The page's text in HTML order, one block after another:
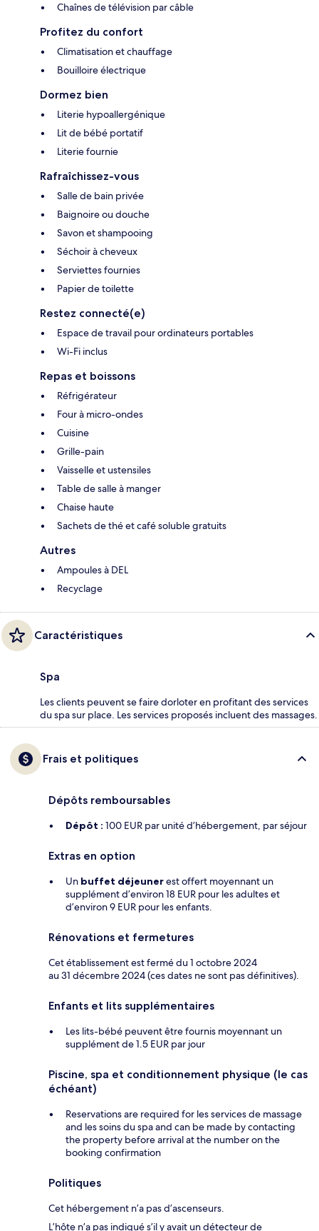
Chaînes de télévision par câble
Profitez du confort
Climatisation et chauffage
Bouilloire électrique
Dormez bien
Literie hypoallergénique
Lit de bébé portatif
Literie fournie
Rafraîchissez-vous
Salle de bain privée
Baignoire ou douche
Savon et shampooing
Séchoir à cheveux
Serviettes fournies
Papier de toilette
Restez connecté(e)
Espace de travail pour ordinateurs portables
Wi-Fi inclus
Repas et boissons
Réfrigérateur
Four à micro-ondes
Cuisine
Grille-pain
Vaisselle et ustensiles
Table de salle à manger
Chaise haute
Sachets de thé et café soluble gratuits
Autres
Ampoules à DEL
Recyclage
Caractéristiques
Spa
Les clients peuvent se faire dorloter en profitant des services
du spa sur place. Les services proposés incluent des massages.
Frais et politiques
Dépôts remboursables
Dépôt : 100 EUR par unité d’hébergement, par séjour
Extras en option
Un buffet déjeunerest offert moyennant un
supplément d’environ 18 EUR pour les adultes et
d’environ 9 EUR pour les enfants.
Rénovations et fermetures
Cet établissement est fermé du 1 octobre 2024
au 31 décembre 2024 (ces dates ne sont pas définitives).
Enfants et lits supplémentaires
Les lits-bébé peuvent être fournis moyennant un
supplément de 1.5 EUR par jour
Piscine, spa et conditionnement physique (le cas
échéant)
Reservations are required for les services de massage
and les soins du spa and can be made by contacting
the property before arrival at the number on the
booking confirmation
Politiques
Cet hébergement n’a pas d’ascenseurs.
L’hôte n’a pas indiqué s’il y avait un détecteur de